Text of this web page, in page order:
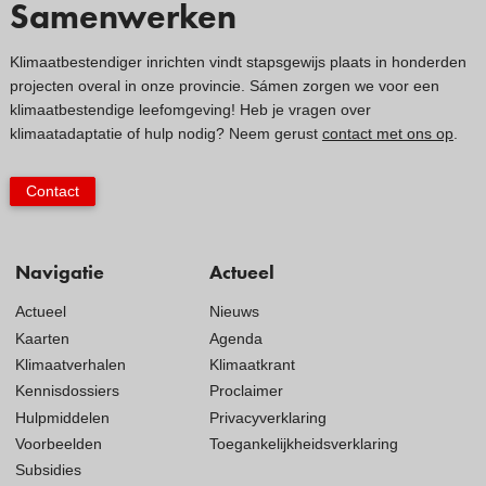
Navigatie
Actueel
Kaarten
Klimaatverhalen
Kennisdossiers
Hulpmiddelen
Voorbeelden
Subsidies
Actueel
Nieuws
Agenda
Klimaatkrant
Proclaimer
Privacyverklaring
Toegankelijkheidsverklaring
Samenwerken
Klimaatbestendiger inrichten vindt stapsgewijs plaats in honderden
projecten overal in onze provincie. Sámen zorgen we voor een
klimaatbestendige leefomgeving! Heb je vragen over
klimaatadaptatie of hulp nodig? Neem gerust contact met ons op.
Contact